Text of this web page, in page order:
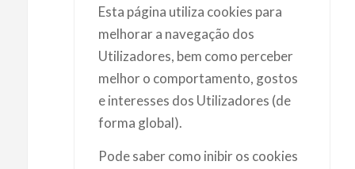
Esta página utiliza cookies para
melhorar a navegação dos
Utilizadores, bem como perceber
melhor o comportamento, gostos
e interesses dos Utilizadores (de
forma global).
Pode saber como inibir os cookies